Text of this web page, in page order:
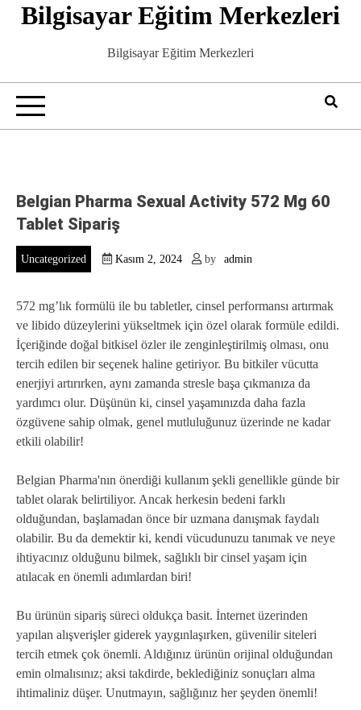
SkipBilgisayar Eğitim Merkezleri
Bilgisayar Eğitim Merkezleri
Belgian Pharma Sexual Activity 572 Mg 60
Tablet Sipariş
Uncategorized Kasım 2, 2024 by admin
572 mg’lık formülü ile bu tabletler, cinsel performansı artırmak
ve libido düzeylerini yükseltmek için özel olarak formüle edildi.
İçeriğinde doğal bitkisel özler ile zenginleştirilmiş olması, onu
tercih edilen bir seçenek haline getiriyor. Bu bitkiler vücutta
enerjiyi artırırken, aynı zamanda stresle başa çıkmanıza da
yardımcı olur. Düşünün ki, cinsel yaşamınızda daha fazla
özgüvene sahip olmak, genel mutluluğunuz üzerinde ne kadar
etkili olabilir!
Belgian Pharma'nın önerdiği kullanım şekli genellikle günde bir
tablet olarak belirtiliyor. Ancak herkesin bedeni farklı
olduğundan, başlamadan önce bir uzmana danışmak faydalı
olabilir. Bu da demektir ki, kendi vücudunuzu tanımak ve neye
ihtiyacınız olduğunu bilmek, sağlıklı bir cinsel yaşam için
atılacak en önemli adımlardan biri!
Bu ürünün sipariş süreci oldukça basit. İnternet üzerinden
yapılan alışverişler giderek yaygınlaşırken, güvenilir siteleri
tercih etmek çok önemli. Aldığınız ürünün orijinal olduğundan
emin olmalısınız; aksi takdirde, beklediğiniz sonuçları alma
ihtimaliniz düşer. Unutmayın, sağlığınız her şeyden önemli!